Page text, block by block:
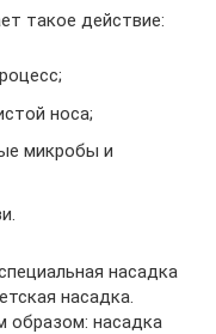
такое действие:
носа;
микробы и
насадка
насадка.
образом: насадка